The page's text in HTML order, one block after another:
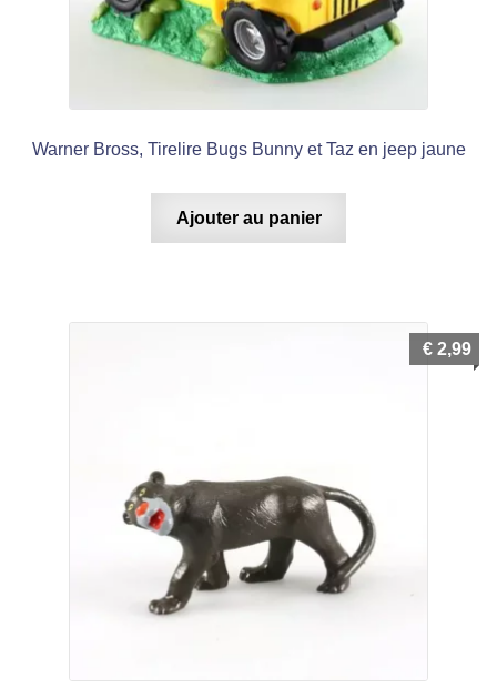
Warner Bross, Tirelire Bugs Bunny et Taz en jeep jaune
Ajouter au panier
€ 2,99